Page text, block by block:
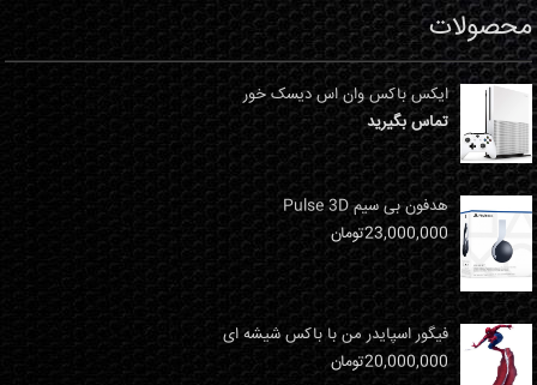
محصولات
ایکس باکس وان اس دیسک خور
تماس بگیرید
هدفون بی سیم Pulse 3D
23,000,000تومان
فیگور اسپایدر من با باکس شیشه ای
20,000,000تومان